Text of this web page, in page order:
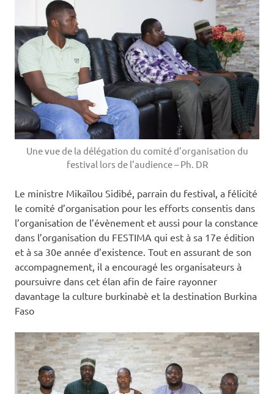
Une vue de la délégation du comité d’organisation du
festival lors de l’audience – Ph. DR
Le ministre Mikaïlou Sidibé, parrain du festival, a félicité
le comité d’organisation pour les efforts consentis dans
l’organisation de l’évènement et aussi pour la constance
dans l’organisation du FESTIMA qui est à sa 17e édition
et à sa 30e année d’existence. Tout en assurant de son
accompagnement, il a encouragé les organisateurs à
poursuivre dans cet élan afin de faire rayonner
davantage la culture burkinabè et la destination Burkina
Faso